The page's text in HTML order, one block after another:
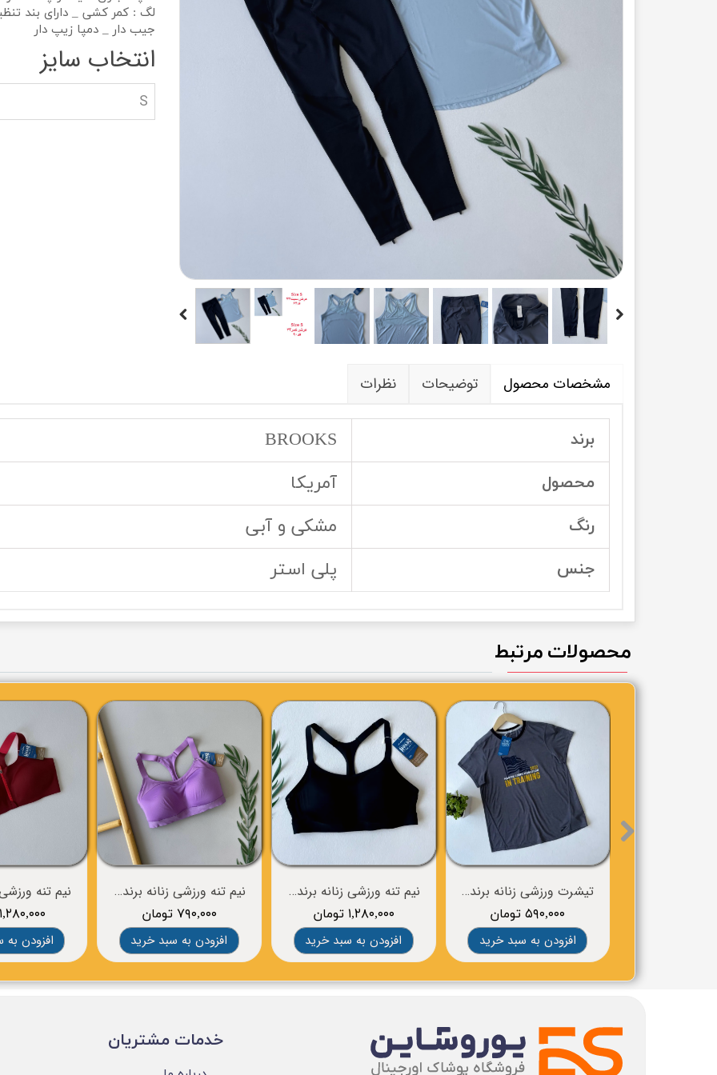
ست لباس مردانه ژاکت زنانه
مایو و گن
سرهم و تولوم
ست لباس زنانه
کیف و کفش
کاپشن زنانه
سویشرت بلوز
کاپشن بچه گانه
جوراب دستکش کلاه
لگ : کمر کشی _ دارای بند
جیب دار _ دمپا زیپ دار
انتخاب سایز
S
مشخصات محصول توضیحات نظرات
برند BROOKS
محصول آمریکا
رنگ مشکی و آبی
جنس پلی استر
۱,۲۸۰,۰۰۰ تومان
افزودن
نیم تنه ورزشی زنانه برند BROOKS
۷۹۰,۰۰۰ تومان
افزودن به سبد خرید
نیم تنه ورزشی زنانه برند BROOKS
۱,۲۸۰,۰۰۰ تومان
افزودن به سبد خرید
تیشرت ورزشی زنانه برند BROOKS
۵۹۰,۰۰۰ تومان
افزودن به سبد خرید
محصولات مرتبط
​خدمات مشتریان